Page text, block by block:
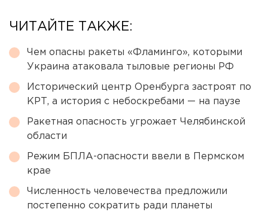
ЧИТАЙТЕ ТАКЖЕ:
Чем опасны ракеты «Фламинго», которыми
Украина атаковала тыловые регионы РФ
Исторический центр Оренбурга застроят по
КРТ, а история с небоскребами — на паузе
Ракетная опасность угрожает Челябинской
области
Режим БПЛА-опасности ввели в Пермском
крае
Численность человечества предложили
постепенно сократить ради планеты